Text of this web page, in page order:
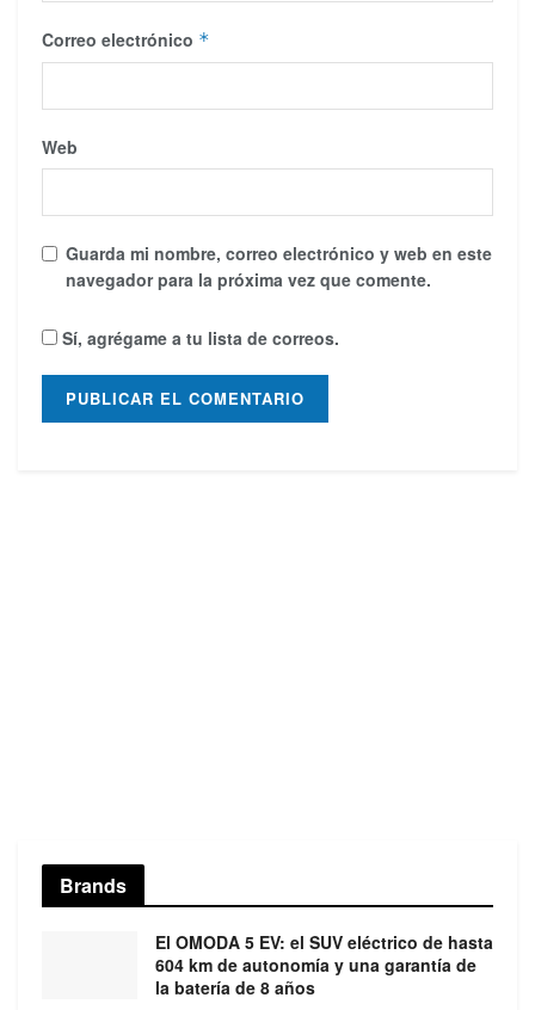
Correo electrónico *
Web
Guarda mi nombre, correo electrónico y web en este
navegador para la próxima vez que comente.
Sí, agrégame a tu lista de correos.
Brands
El OMODA 5 EV: el SUV eléctrico de hasta
604 km de autonomía y una garantía de
la batería de 8 años